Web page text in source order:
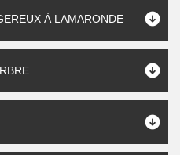
À LAMARONDE